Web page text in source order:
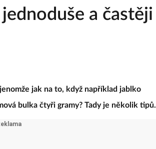
a častěji
jak na to, když například jablko
bulka čtyři gramy? Tady je několik tipů.